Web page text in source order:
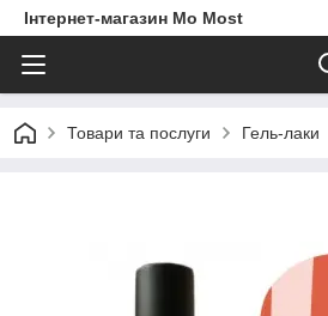
Інтернет-магазин Mo Most
Товари та послуги Гель-лаки